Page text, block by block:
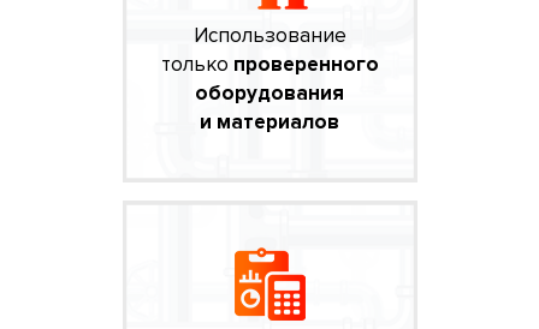
Использование
только проверенного
оборудования
и материалов